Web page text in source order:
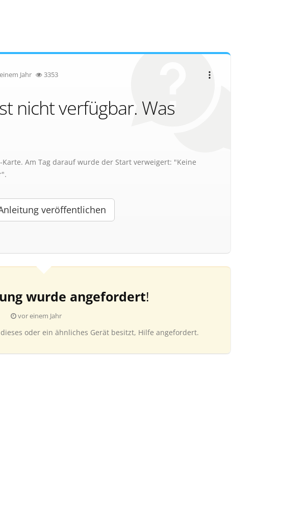
Jahr 3353
nicht verfügbar. Was
Am Tag darauf wurde der Start verweigert: "Keine
veröffentlichen
wurde angefordert!
vor einem Jahr
oder ein ähnliches Gerät besitzt, Hilfe angefordert.